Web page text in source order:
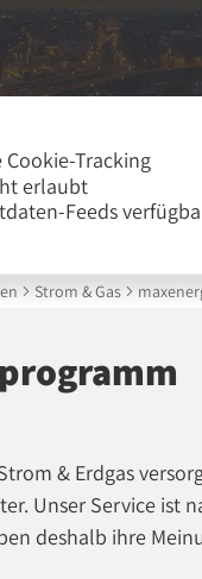
Cookie-Tracking
erlaubt
Feeds
Strom & Gas
& Erdgas
Unser Service ist
deshalb ihre